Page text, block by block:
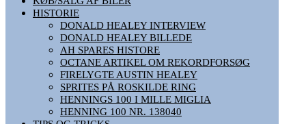
HISTORIE
DONALD HEALEY INTERVIEW
DONALD HEALEY BILLEDE
AH SPARES HISTORE
OCTANE ARTIKEL OM REKORDFORSØG
FIRELYGTE AUSTIN HEALEY
SPRITES PÅ ROSKILDE RING
HENNINGS 100 I MILLE MIGLIA
HENNING 100 NR. 138040